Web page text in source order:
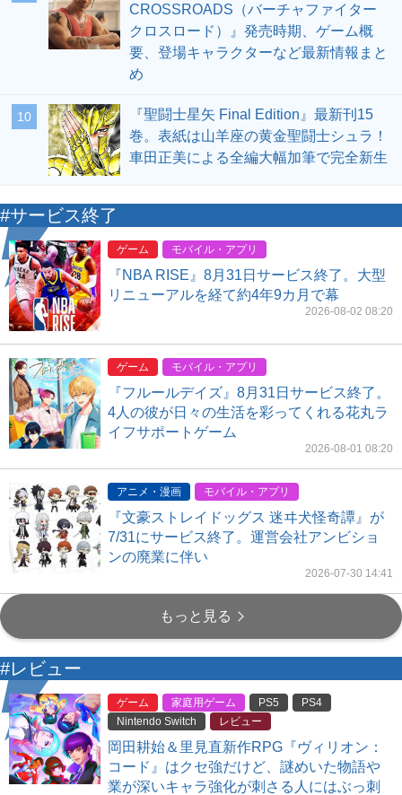
CROSSROADS（バーチャファイター
クロスロード）』発売時期、ゲーム概
要、登場キャラクターなど最新情報まと
め
10
『聖闘士星矢 Final Edition』最新刊15
巻。表紙は山羊座の黄金聖闘士シュラ！
車田正美による全編大幅加筆で完全新生
#サービス終了
ゲーム モバイル・アプリ
『NBA RISE』8月31日サービス終了。大型
リニューアルを経て約4年9カ月で幕
2026-08-02 08:20
ゲーム モバイル・アプリ
『フルールデイズ』8月31日サービス終了。
4人の彼が日々の生活を彩ってくれる花丸ラ
イフサポートゲーム
2026-08-01 08:20
アニメ・漫画 モバイル・アプリ
『文豪ストレイドッグス 迷ヰ犬怪奇譚』が
7/31にサービス終了。運営会社アンビショ
ンの廃業に伴い
2026-07-30 14:41
もっと見る
#レビュー
ゲーム 家庭用ゲーム PS5
PS4
Nintendo Switch
レビュー
岡田耕始＆里見直新作RPG『ヴィリオン：
コード』はクセ強だけど、謎めいた物語や
業が深いキャラ強化が刺さる人にはぶっ刺